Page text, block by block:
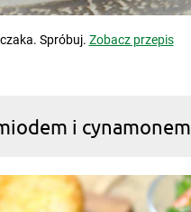
Spróbuj. Zobacz przepis
i cynamonem